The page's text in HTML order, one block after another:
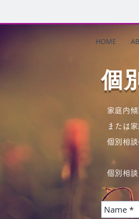
HOME
個
家庭内
または
個別相
個別相